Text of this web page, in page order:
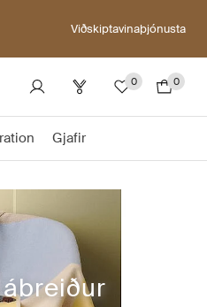
Viðskiptavinaþjónusta
0 0
Gjafir